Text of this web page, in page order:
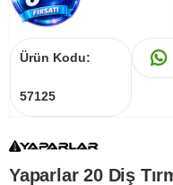
Ürün Kodu:
57125
Yaparlar 20 Diş